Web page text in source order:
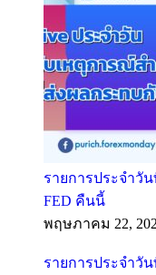
รายการประจำวั
FED คืนนี้
พฤษภาคม 22,
รายการประจำวั